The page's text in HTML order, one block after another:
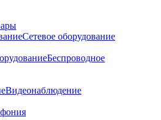
Сетевое оборудование
Беспроводное
Видеонаблюдение